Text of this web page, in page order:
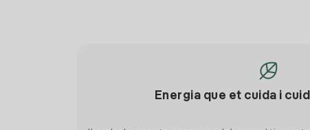
Energia que et cuida i